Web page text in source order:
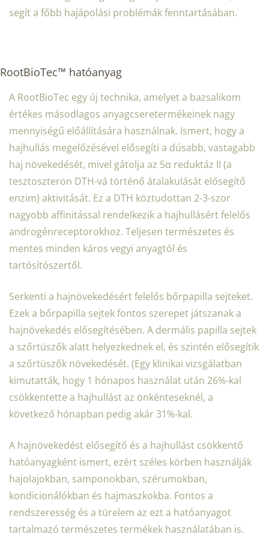
segít a főbb hajápolási problémák fenntartásában.
RootBioTec™ hatóanyag
A RootBioTec egy új technika, amelyet a bazsalikom
értékes másodlagos anyagcseretermékeinek nagy
mennyiségű előállítására használnak. Ismert, hogy a
hajhullás megelőzésével elősegíti a dúsabb, vastagabb
haj növekedését, mivel gátolja az 5α reduktáz II (a
tesztoszteron DTH-vá történő átalakulását elősegítő
enzim) aktivitását. Ez a DTH köztudottan 2-3-szor
nagyobb affinitással rendelkezik a hajhullásért felelős
androgénreceptorokhoz. Teljesen természetes és
mentes minden káros vegyi anyagtól és
tartósítószertől.
Serkenti a hajnövekedésért felelős bőrpapilla sejteket.
Ezek a bőrpapilla sejtek fontos szerepet játszanak a
hajnövekedés elősegítésében. A dermális papilla sejtek
a szőrtüszők alatt helyezkednek el, és szintén elősegítik
a szőrtüszők növekedését. (Egy klinikai vizsgálatban
kimutatták, hogy 1 hónapos használat után 26%-kal
csökkentette a hajhullást az önkénteseknél, a
következő hónapban pedig akár 31%-kal.
A hajnövekedést elősegítő és a hajhullást csökkentő
hatóanyagként ismert, ezért széles körben használják
hajolajokban, samponokban, szérumokban,
kondicionálókban és hajmaszkokba. Fontos a
rendszeresség és a türelem az ezt a hatóanyagot
tartalmazó természetes termékek használatában is.